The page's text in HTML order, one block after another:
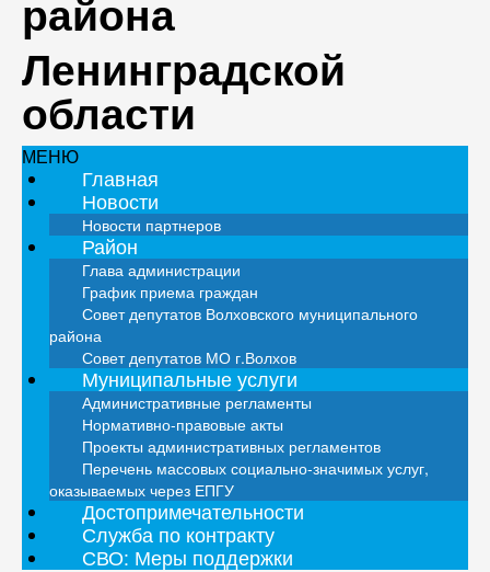
района
Ленинградской
области
МЕНЮ
Главная
Новости
Новости партнеров
Район
Глава администрации
График приема граждан
Совет депутатов Волховского муниципального
района
Совет депутатов МО г.Волхов
Муниципальные услуги
Административные регламенты
Нормативно-правовые акты
Проекты административных регламентов
Перечень массовых социально-значимых услуг,
оказываемых через ЕПГУ
Достопримечательности
Служба по контракту
СВО: Меры поддержки